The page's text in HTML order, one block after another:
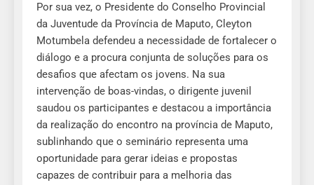
Por sua vez, o Presidente do Conselho Provincial
da Juventude da Província de Maputo, Cleyton
Motumbela defendeu a necessidade de fortalecer o
diálogo e a procura conjunta de soluções para os
desafios que afectam os jovens. Na sua
intervenção de boas-vindas, o dirigente juvenil
saudou os participantes e destacou a importância
da realização do encontro na província de Maputo,
sublinhando que o seminário representa uma
oportunidade para gerar ideias e propostas
capazes de contribuir para a melhoria das